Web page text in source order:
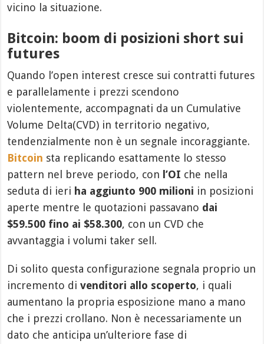
vicino la situazione.
Bitcoin: boom di posizioni short sui
futures
Quando l’open interest cresce sui contratti futures
e parallelamente i prezzi scendono
violentemente, accompagnati da un Cumulative
Volume Delta(CVD) in territorio negativo,
tendenzialmente non è un segnale incoraggiante.
Bitcoin sta replicando esattamente lo stesso
pattern nel breve periodo, con l’OI che nella
seduta di ieri ha aggiunto 900 milioni in posizioni
aperte mentre le quotazioni passavano dai
$59.500 fino ai $58.300, con un CVD che
avvantaggia i volumi taker sell.
Di solito questa configurazione segnala proprio un
incremento divenditori allo scoperto, i quali
aumentano la propria esposizione mano a mano
che i prezzi crollano. Non è necessariamente un
dato che anticipa un’ulteriore fase di